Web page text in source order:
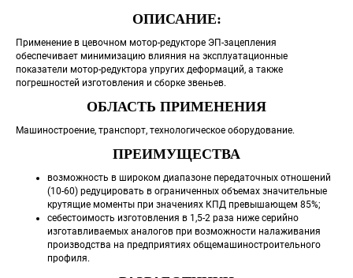
ОПИСАНИЕ:
Применение в цевочном мотор-редукторе ЭП-зацепления
обеспечивает минимизацию влияния на эксплуатационные
показатели мотор-редуктора упругих деформаций, а также
погрешностей изготовления и сборке звеньев.
ОБЛАСТЬ ПРИМЕНЕНИЯ
Машиностроение, транспорт, технологическое оборудование.
ПРЕИМУЩЕСТВА
возможность в широком диапазоне передаточных отношений
(10-60) редуцировать в ограниченных объемах значительные
крутящие моменты при значениях КПД превышающем 85%;
себестоимость изготовления в 1,5-2 раза ниже серийно
изготавливаемых аналогов при возможности налаживания
производства на предприятиях общемашиностроительного
профиля.